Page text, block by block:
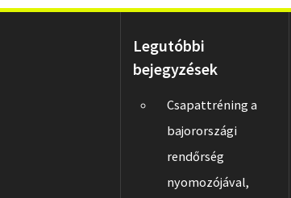
Legutóbbi
bejegyzések
Csapattréning a
bajorországi
rendőrség
nyomozójával,